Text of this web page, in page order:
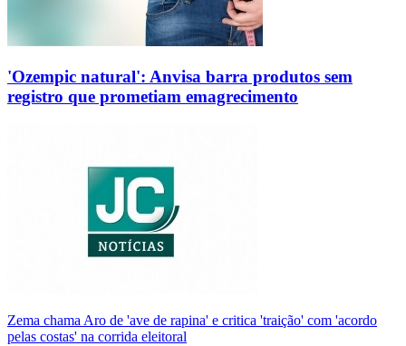
'Ozempic natural': Anvisa barra produtos sem
registro que prometiam emagrecimento
Zema chama Aro de 'ave de rapina' e critica 'traição' com 'acordo
pelas costas' na corrida eleitoral